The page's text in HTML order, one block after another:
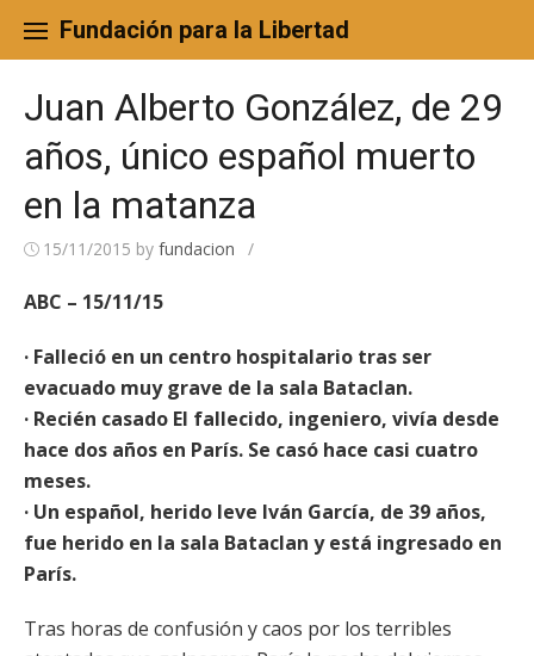
content
Fundación para la Libertad
Juan Alberto González, de 29
años, único español muerto
en la matanza
15/11/2015 by fundacion /
ABC – 15/11/15
· Falleció en un centro hospitalario tras ser
evacuado muy grave de la sala Bataclan.
· Recién casado El fallecido, ingeniero, vivía desde
hace dos años en París. Se casó hace casi cuatro
meses.
· Un español, herido leve Iván García, de 39 años,
fue herido en la sala Bataclan y está ingresado en
París.
Tras horas de confusión y caos por los terribles